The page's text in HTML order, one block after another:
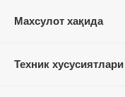
Махсулот хақида
Техник хусусиятлари